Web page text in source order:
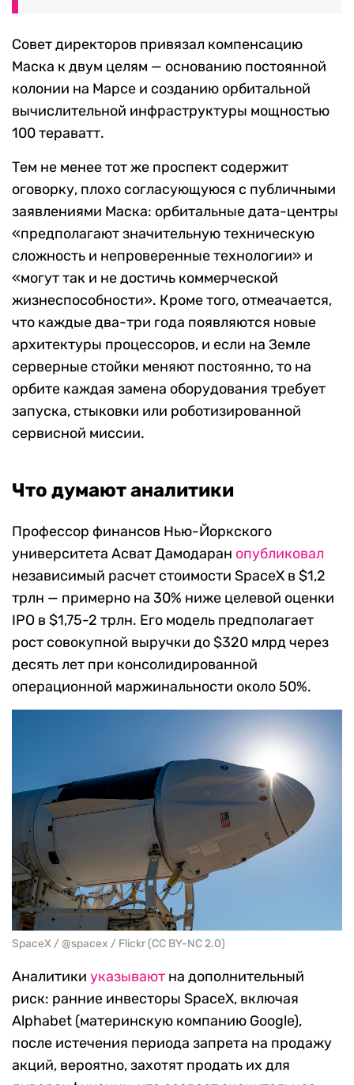
Совет директоров привязал компенсацию
Маска к двум целям — основанию постоянной
колонии на Марсе и созданию орбитальной
вычислительной инфраструктуры мощностью
100 тераватт.
Тем не менее тот же проспект содержит
оговорку, плохо согласующуюся с публичными
заявлениями Маска: орбитальные дата-центры
«предполагают значительную техническую
сложность и непроверенные технологии» и
«могут так и не достичь коммерческой
жизнеспособности». Кроме того, отмеачается,
что каждые два-три года появляются новые
архитектуры процессоров, и если на Земле
серверные стойки меняют постоянно, то на
орбите каждая замена оборудования требует
запуска, стыковки или роботизированной
сервисной миссии.
Что думают аналитики
Профессор финансов Нью-Йоркского
университета Асват Дамодаран опубликовал
независимый расчет стоимости SpaceX в $1,2
трлн — примерно на 30% ниже целевой оценки
IPO в $1,75-2 трлн. Его модель предполагает
рост совокупной выручки до $320 млрд через
десять лет при консолидированной
операционной маржинальности около 50%.
SpaceX / @spacex / Flickr (CC BY-NC 2.0)
Аналитики указывают на дополнительный
риск: ранние инвесторы SpaceX, включая
Alphabet (материнскую компанию Google),
после истечения периода запрета на продажу
акций, вероятно, захотят продать их для